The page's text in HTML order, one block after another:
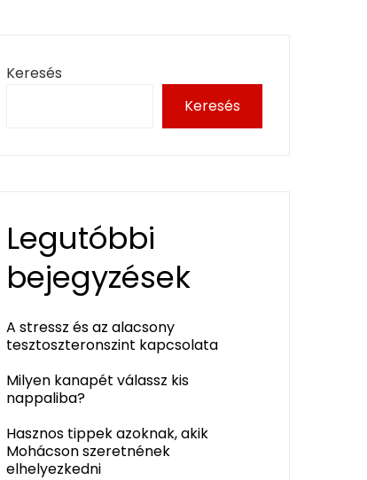
Keresés
Keresés
Legutóbbi
bejegyzések
A stressz és az alacsony
tesztoszteronszint kapcsolata
Milyen kanapét válassz kis
nappaliba?
Hasznos tippek azoknak, akik
Mohácson szeretnének
elhelyezkedni